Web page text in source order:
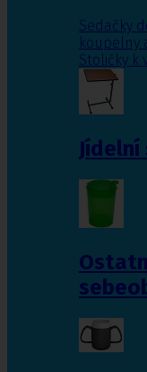
Sedačky
koupelny
Stoličky k